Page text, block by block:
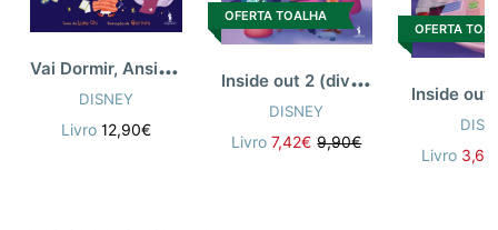
V
ai Dormir, Ansiedade!
DISNEY
Livro 12,90€
OFERTA TOALHA
I
nside out 2 (divertida-mente 2):livro f
DISNEY
Livro7,42€ 9,90€
OFERTA
Livro